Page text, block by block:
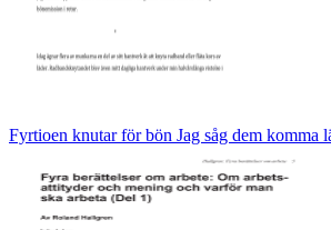
Fyrtioen knutar för bön Jag såg dem komma